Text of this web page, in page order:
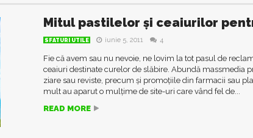
Mitul pastilelor și ceaiurilor
SFATURI UTILE iunie 5, 2011 4
Fie că avem sau nu nevoie, ne lovim la tot pasul de
ceaiuri destinate curelor de slăbire. Abundă massmedia
ziare sau reviste, precum și promoțiile din farmacii sau
mult au aparut o mulțime de site-uri care vând fel de...
READ MORE